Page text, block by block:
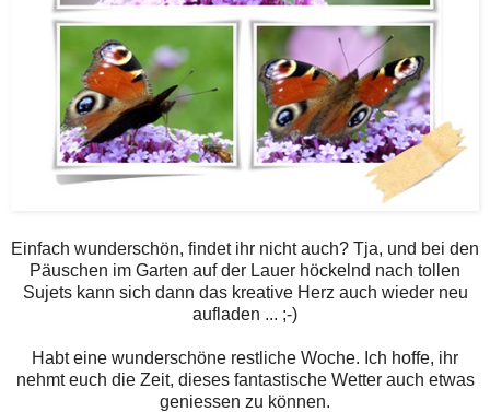
Einfach wunderschön, findet ihr nicht auch? Tja, und bei den
Päuschen im Garten auf der Lauer höckelnd nach tollen
Sujets kann sich dann das kreative Herz auch wieder neu
aufladen ... ;-)
Habt eine wunderschöne restliche Woche. Ich hoffe, ihr
nehmt euch die Zeit, dieses fantastische Wetter auch etwas
geniessen zu können.